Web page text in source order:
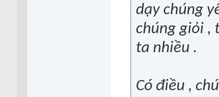
dạy chúng
chúng giỏi ,
ta nhiều .
Có điều ,